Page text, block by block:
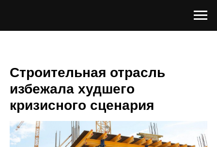
Строительная отрасль
избежала худшего
кризисного сценария